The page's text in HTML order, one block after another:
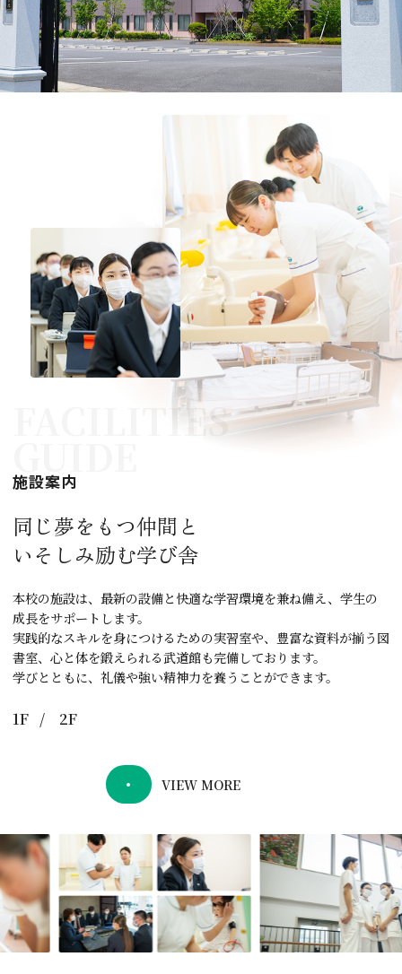
FACILITIES
施設案内
同じ夢をもつ仲間と
いそしみ励む学び舎
本校の施設は、最新の設備と快適な学習環境を兼ね備え、学生の
成長をサポートします。
実践的なスキルを身につけるための実習室や、豊富な資料が揃う図
書室、心と体を鍛えられる武道館も完備しております。
学びとともに、礼儀や強い精神力を養うことができます。
1F 2F
VIEW MORE